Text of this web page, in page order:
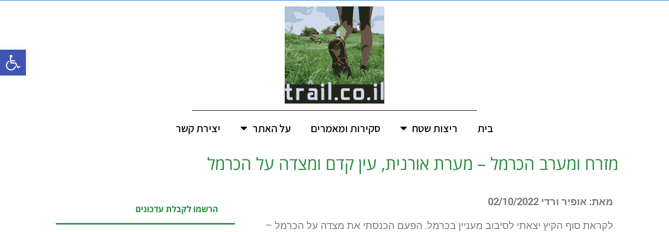
פתח
בית ריצות שטח סקירות ומאמרים על האתר יצירת קשר
מזרח ומערב הכרמל – מערת אורנית, עין קדם ומצדה על הכרמל
מאת: אופיר ורדי 02/10/2022
לקראת סוף הקיץ יצאתי לסיבוב מעניין בכרמל. הפעם הכנסתי את מצדה על הכרמל –
הרשמו לקבלת עדכונים